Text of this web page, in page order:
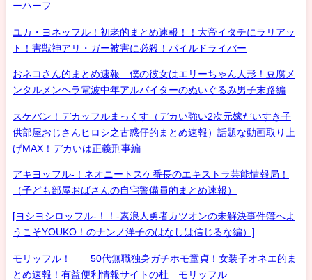
ーハーフ
ユカ・ヨネッフル！初老的まとめ速報！！大帝イタチにラリアッ
ト！害獣神アリ・ガー被害に必殺！パイルドライバー
おネコさん的まとめ速報 僕の彼女はエリーちゃん人形！豆腐メ
ンタルメンヘラ電波中年アルバイターのぬいぐるみ男子末路編
スケバン！デカッフルまっくす（デカい強い2次元嫁だいすき子
供部屋おじさんヒロシ之古惑仔的まとめ速報）話題な動画取り上
げMAX！デカいは正義刑事編
アキヨッフル-！ネオニートスケ番長のエキストラ芸能情報局！
（子ども部屋おばさんの自宅警備員的まとめ速報）
[ヨシヨシロッフル-！！-素浪人勇者カツオンの未解決事件簿へよ
うこそYOUKO！のナンノ洋子のはなしは信じるな編）]
モリッフル！ 50代無職独身ガチホモ童貞！女装子オネエ的ま
とめ速報！有益便利情報サイトの杜 モリッフル